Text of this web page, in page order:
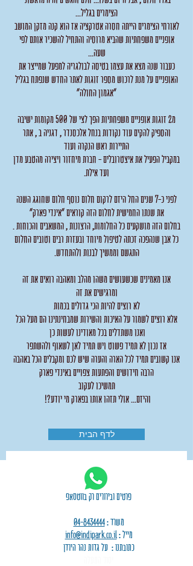
הצימרים בגליל...
לאורחי הצימרים הייתה חסרה אטרקציה אז הוא קנה מזקן המושב
אופניים משפחתיות שהביא מרוסיה והתחיל להשכיר אותם לפי
שעה...
כעבור שנה מצא את עצמו בטיסה לבולגריה למפעל שמייצר את
האופניים על מנת לרכוש מספר זוגות לאתר החדש שנפתח בגליל
"אגמון החולה"
מ2 זוגות אופניים משפחתיות הפך לצי של 500 מקומות ישיבה
והספיק להקים עוד נקודות בנחל אלכסנדר , דגניה ב , אתר
התיירות ראש הנקרה ועוד
במקביל הפעיל את איצטרובלים - חברת מיחזור ויצירה מהטבע מדן
ועד אילת.
לפני כ-7 שנים החל היזם לרקום חלום נוסף חלום שחוגג השנה
את שנתו החמישית לחלום הזה קוראים "אינדי פארק"
בחלום הזה מושקעים כל החלומות, הרצונות , המשאבים והכוחות .
כל אבן שנהפכה זכתה לטיפול מיוחד ובעזרת רבים וטובים החלום
התגשם וממשיך לבנות ולהתחדש.
אנו מאמינים שכשעושים משהו מהלב ומאהבה רואים את זה
ומרגישים את זה
לא רוצים להיות הכי גדולים בכמות
אלא רוצים לשמור על האיכות והשירות שמבחינתינו הם מעל הכל
ואנו משתדלים בכל מאודינו לעשות כן
אז נכון לא תמיד פשוט ויש תמיד לאן לשאוף ולהשתפר
אנו קשובים תמיד לכל הארה והערה שיש לכם ומקבלים הכל באהבה
הרבה חידושים והפתעות צפויים באינדי פארק
תמשיכו לעקוב
והיזם... אולי תזהו אותו בפארק מי יודע?!
לדף הבית
פרטים ובירורים רק בווטסאפ
משרד :04-8434444
מייל :info@indipark.co.il
כתובתנו : על גדות נהר הירדן